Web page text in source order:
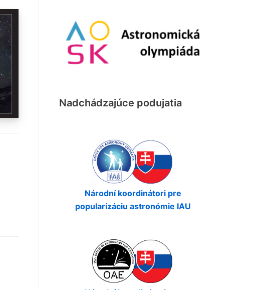
Nadchádzajúce podujatia
Národní koordinátori pre
popularizáciu astronómie IAU